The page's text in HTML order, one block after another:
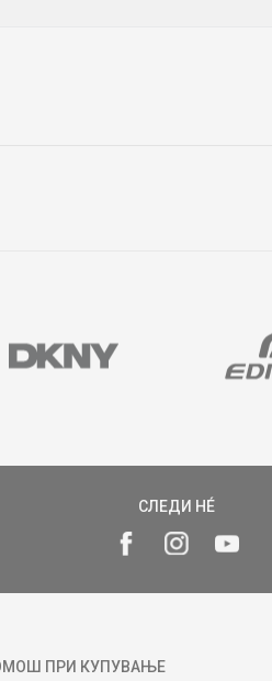
СЛЕДИ НÉ
ПРИ КУПУВАЊЕ